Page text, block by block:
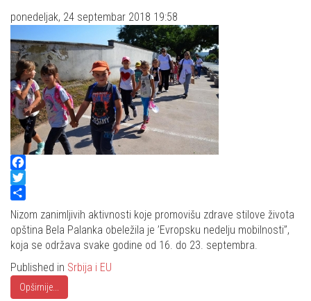
ponedeljak, 24 septembar 2018 19:58
Facebook
Twitter
Share
Nizom zanimljivih aktivnosti koje promovišu zdrave stilove života
opština Bela Palanka obeležila je ’Evropsku nedelju mobilnosti’’,
koja se održava svake godine od 16. do 23. septembra.
Published in Srbija i EU
Opširnije...